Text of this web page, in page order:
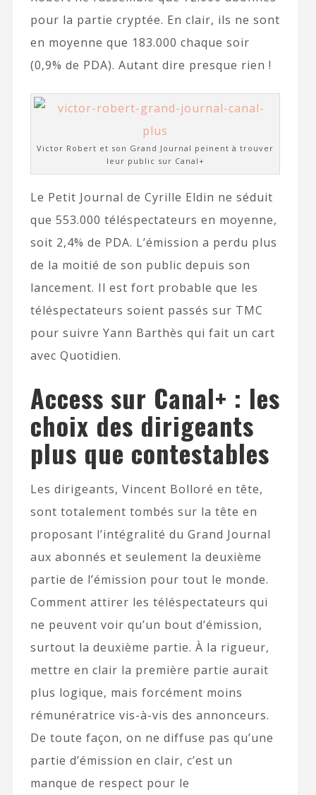
pour la partie cryptée. En clair, ils ne sont
en moyenne que 183.000 chaque soir
(0,9% de PDA). Autant dire presque rien !
Victor Robert et son Grand Journal peinent à trouver
leur public sur Canal+
Le Petit Journal de Cyrille Eldin ne séduit
que 553.000 téléspectateurs en moyenne,
soit 2,4% de PDA. L’émission a perdu plus
de la moitié de son public depuis son
lancement. Il est fort probable que les
téléspectateurs soient passés sur TMC
pour suivre Yann Barthès qui fait un cart
avec Quotidien.
Access sur Canal+ : les
choix des dirigeants
plus que contestables
Les dirigeants, Vincent Bolloré en tête,
sont totalement tombés sur la tête en
proposant l’intégralité du Grand Journal
aux abonnés et seulement la deuxième
partie de l’émission pour tout le monde.
Comment attirer les téléspectateurs qui
ne peuvent voir qu’un bout d’émission,
surtout la deuxième partie. À la rigueur,
mettre en clair la première partie aurait
plus logique, mais forcément moins
rémunératrice vis-à-vis des annonceurs.
De toute façon, on ne diffuse pas qu’une
partie d’émission en clair, c’est un
manque de respect pour le